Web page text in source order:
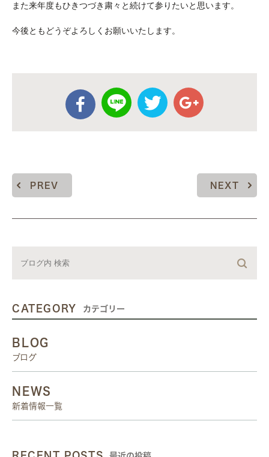
また来年度もひきつづき粛々と続けて参りたいと思います。
今後ともどうぞよろしくお願いいたします。
PREV NEXT
CATEGORY カテゴリー
BLOG
ブログ
NEWS
新着情報一覧